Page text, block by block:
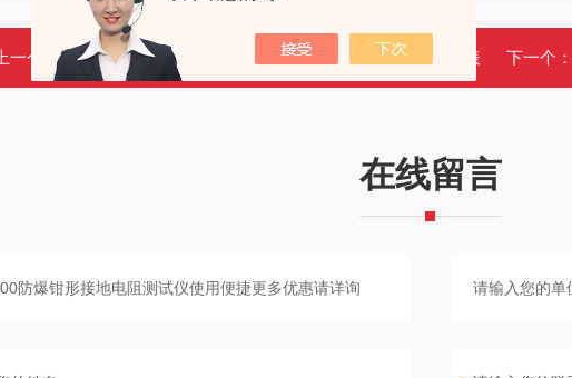
上一个：君道环保JD-Z01阻干态微生物穿透测试仪更多优惠请详询 返回列表 下一个：
在线留言